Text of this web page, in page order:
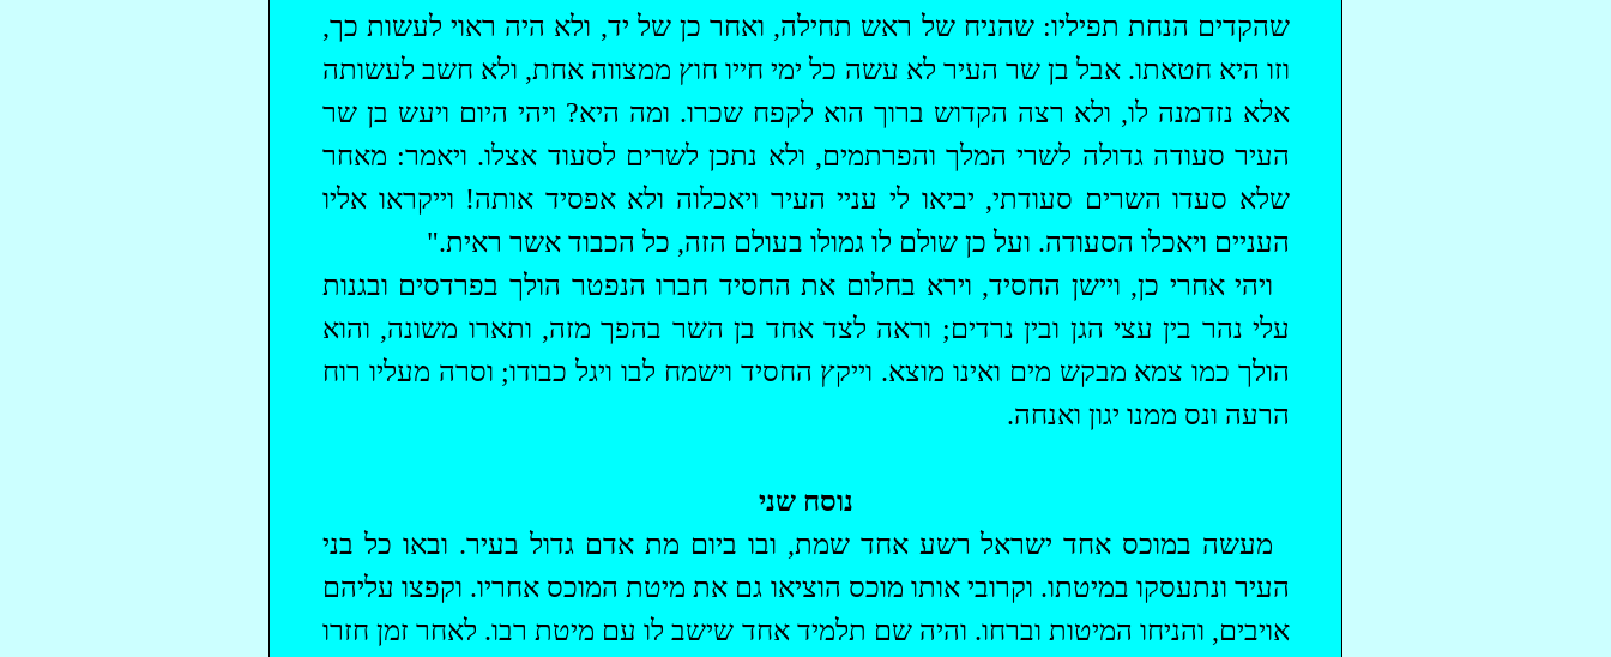
שהקדים הנחת תפיליו: שהניח של ראש תחילה, ואחר כן של יד, ולא היה ראוי לעשות כך,
וזו היא חטאתו. אבל בן שר העיר לא עשה כל ימי חייו חוץ ממצווה אחת, ולא חשב לעשותה
אלא נזדמנה לו, ולא רצה הקדוש ברוך הוא לקפח שכרו. ומה היא? ויהי היום ויעש בן שר
העיר סעודה גדולה לשרי המלך והפרתמים, ולא נתכן לשרים לסעוד אצלו. ויאמר: מאחר
שלא סעדו השרים סעודתי, יביאו לי עניי העיר ויאכלוה ולא אפסיד אותה! וייקראו אליו
העניים ויאכלו הסעודה. ועל כן שולם לו גמולו בעולם הזה, כל הכבוד אשר ראית."
‏ויהי אחרי כן, ויישן החסיד, וירא בחלום את החסיד חברו הנפטר הולך בפרדסים ובגנות
עלי נהר בין עצי הגן ובין נרדים; וראה לצד אחד בן השר בהפך מזה, ותארו משונה, והוא
הולך כמו צמא מבקש מים ואינו מוצא. וייקץ החסיד וישמח לבו ויגלכבודו; וסרה מעליו רוח
הרעה ונס ממנו יגון ואנחה.
נוסח שני
‏מעשה במוכס אחד ישראל רשע אחד שמת, ובו ביום מת אדם גדול בעיר. ובאו כל בני
העיר ונתעסקובמיטתו. וקרובי אותו מוכס הוציאו גם את מיטת המוכס אחריו. וקפצו עליהם
אויבים, והניחו המיטות וברחו. והיה שם תלמיד אחד שישב לו עם מיטת רבו. לאחר זמן חזרו